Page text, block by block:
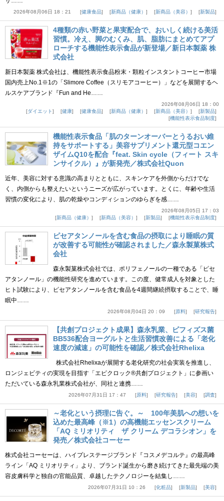
2026年08月06日 18：21 健康食品 新商品（健康） 新商品（美容） 新製品
4種類の赤い野菜と果実配合で、おいしく続ける美活
習慣。冷え、脚のむくみ、肌、脂肪にまとめてアプ
ローチする機能性表示食品が新登場／新日本製薬 株
式会社
新日本製薬 株式会社は、機能性表示食品粉末・顆粒インスタントコーヒー市場
国内売上No.1※1の「Slimore Coffee（スリモアコーヒー）」などを展開するヘ
ルスケアブランド『Fun and He……
2026年08月06日 18：00
ダイエット
健康 健康食品 新商品（健康） 新商品（美容）
新製品
機能性表示食品制度
機能性表示食品「肌のターンオーバーとうるおい維
持をサポートする」美容サプリメント還元型コエン
ザイムQ10を配合『feat. Skin cycle（フィート スキ
ンサイクル）』が新発売／株式会社Quon
近年、美容に対する意識の高まりとともに、スキンケアを外側からだけでな
く、内側からも整えたいというニーズが広がっています。とくに、年齢や生活
習慣の変化により、肌の乾燥やコンディションのゆらぎを感……
2026年08月05日 17：03
新商品（健康）
新商品（美容） 新製品 機能性表示食品制度
ピセアタンノールを含む食品の摂取により睡眠の質
が改善する可能性が確認されました／森永製菓株式
会社
森永製菓株式会社では、ポリフェノールの一種である「ピセ
アタンノール」の機能性研究を進めています。この度、健常成人を対象とした
ヒト試験により、ピセアタンノールを含む食品を4週間継続摂取することで、睡
眠中……
2026年08月04日 20：09 原料 研究報告
【共創プロジェクト成果】森永乳業、ビフィズス菌
BB536配合ヨーグルトと生活習慣改善による「老化
速度の減速」の可能性を確認／株式会社Rhelixa
株式会社Rhelixaが展開する老化研究の社会実装を推進し、
ロンジェビティの実現を目指す「エピクロック®共創プロジェクト」に参画い
ただいている森永乳業株式会社が、同社と連携……
2026年07月31日 17：47 原料 研究報告 美容 調査
～老化という摂理に告ぐ。～ 100年美肌への想いを
込めた最高峰（※1）の高機能エッセンスクリーム
「AQ ミリオリティ ザ クリーム デコラシオン」を
発売／株式会社コーセー
株式会社コーセーは、ハイプレステージブランド『コスメデコルテ』の最高峰
ライン「AQ ミリオリティ」より、ブランド誕生から磨き続けてきた最先端の美
容皮膚科学と独自の官能品質、卓越したテクノロジーを結集し……
2026年07月31日 10：26 化粧品 新製品 美容